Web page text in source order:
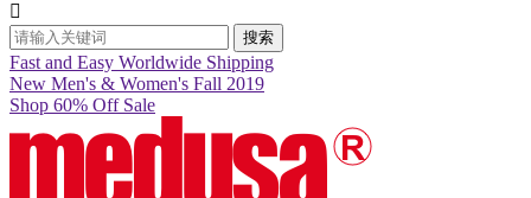

搜索
Fast and Easy Worldwide Shipping
New Men's & Women's Fall 2019
Shop 60% Off Sale